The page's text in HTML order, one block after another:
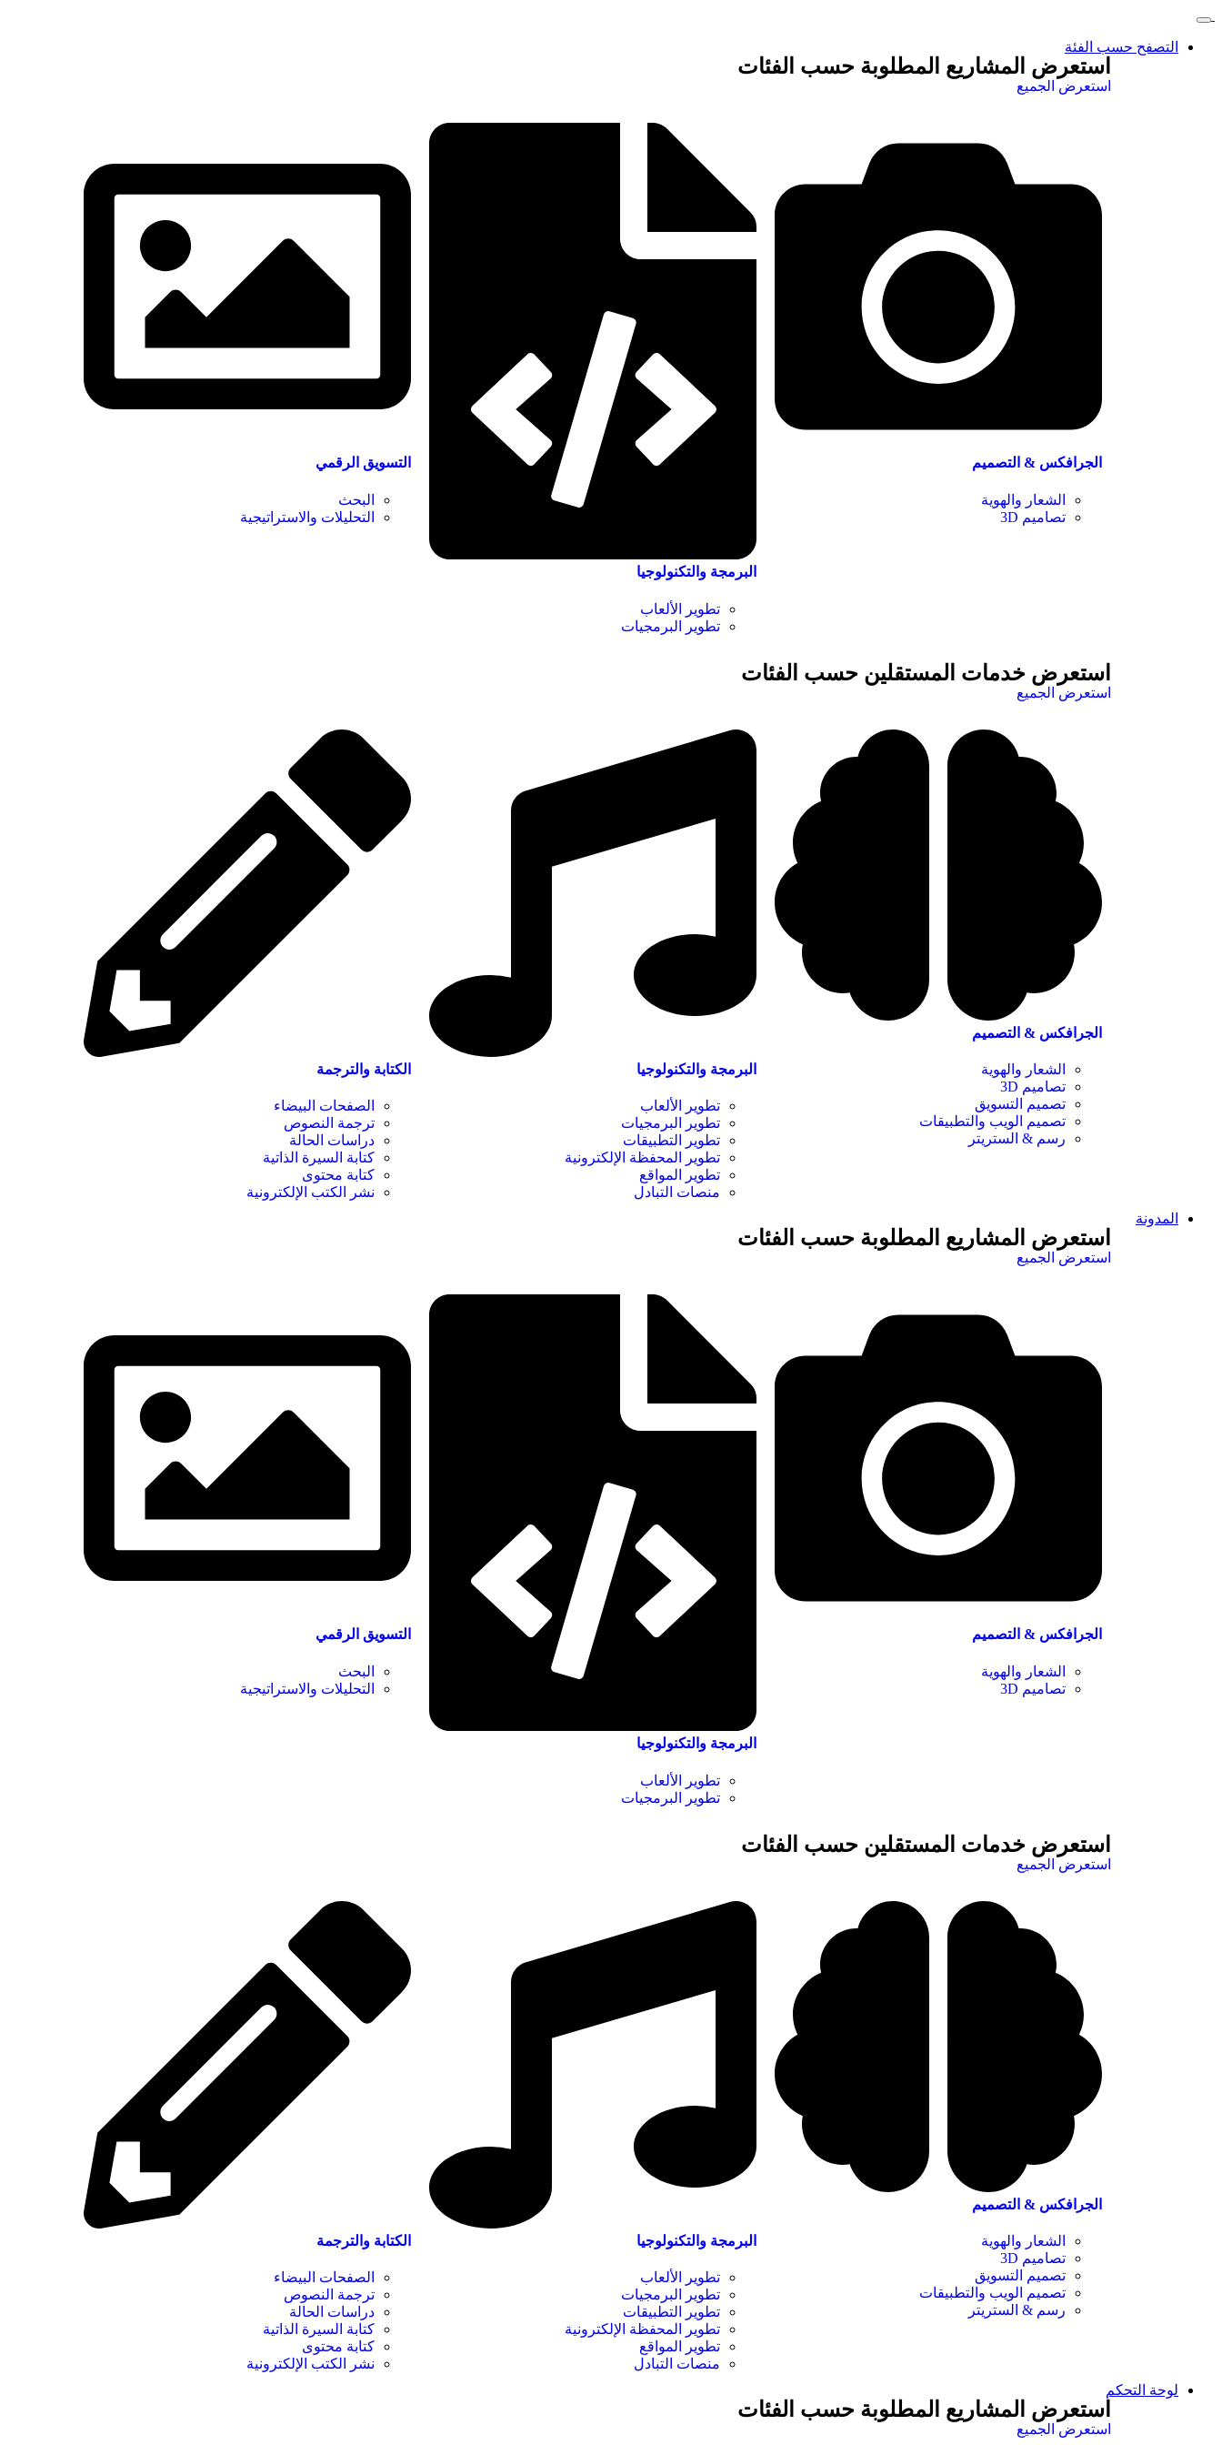
التصفح حسب الفئة
استعرض المشاريع المطلوبة حسب الفئات
استعرض الجميع
الجرافكس & التصميم
الشعار والهوية
تصاميم 3D
البرمجة والتكنولوجيا
تطوير الألعاب
تطوير البرمجيات
التسويق الرقمي
البحث
التحليلات والاستراتيجية
استعرض خدمات المستقلين حسب الفئات
استعرض الجميع
الجرافكس & التصميم
الشعار والهوية
تصاميم 3D
تصميم التسويق
تصميم الويب والتطبيقات
رسم & الستريتر
البرمجة والتكنولوجيا
تطوير الألعاب
تطوير البرمجيات
تطوير التطبيقات
تطوير المحفظة الإلكترونية
تطوير المواقع
منصات التبادل
الكتابة والترجمة
الصفحات البيضاء
ترجمة النصوص
دراسات الحالة
كتابة السيرة الذاتية
كتابة محتوى
نشر الكتب الإلكترونية
المدونة
استعرض المشاريع المطلوبة حسب الفئات
استعرض الجميع
الجرافكس & التصميم
الشعار والهوية
تصاميم 3D
البرمجة والتكنولوجيا
تطوير الألعاب
تطوير البرمجيات
التسويق الرقمي
البحث
التحليلات والاستراتيجية
استعرض خدمات المستقلين حسب الفئات
استعرض الجميع
الجرافكس & التصميم
الشعار والهوية
تصاميم 3D
تصميم التسويق
تصميم الويب والتطبيقات
رسم & الستريتر
البرمجة والتكنولوجيا
تطوير الألعاب
تطوير البرمجيات
تطوير التطبيقات
تطوير المحفظة الإلكترونية
تطوير المواقع
منصات التبادل
الكتابة والترجمة
الصفحات البيضاء
ترجمة النصوص
دراسات الحالة
كتابة السيرة الذاتية
كتابة محتوى
نشر الكتب الإلكترونية
لوحة التحكم
استعرض المشاريع المطلوبة حسب الفئات
استعرض الجميع